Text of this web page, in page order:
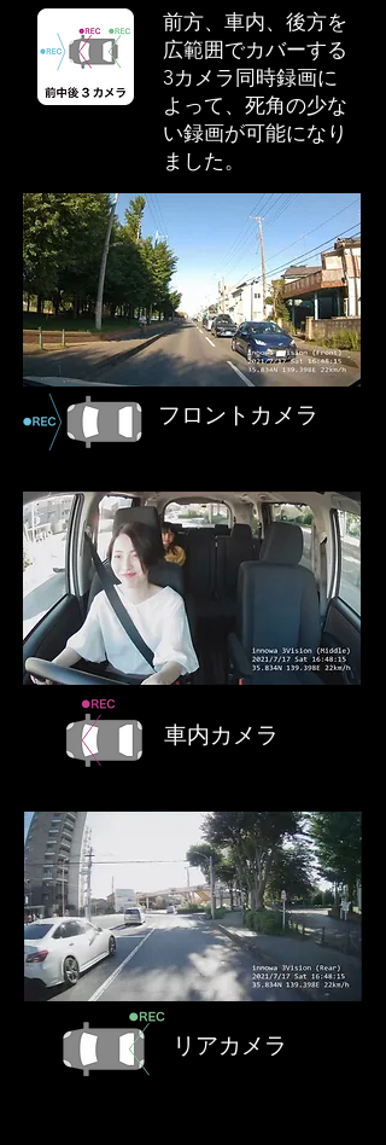
前方、車内、後方を
広範囲でカバーする
3カメラ同時録画に
よって、死角の少な
い録画が可能になり
ました。
フロントカメラ
車内カメラ
リアカメラ